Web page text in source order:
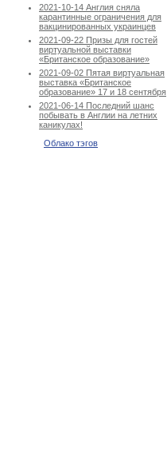
2021-10-14 Англия сняла
карантинные ограничения для
вакцинированных украинцев
2021-09-22 Призы для гостей
виртуальной выставки
«Британское образование»
2021-09-02 Пятая виртуальная
выставка «Британское
образование» 17 и 18 сентября
2021-06-14 Последний шанс
побывать в Англии на летних
каникулах!
Облако тэгов